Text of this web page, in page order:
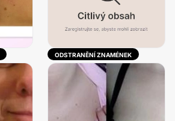
ODSTRANĚNÍ ZNAMÉNEK